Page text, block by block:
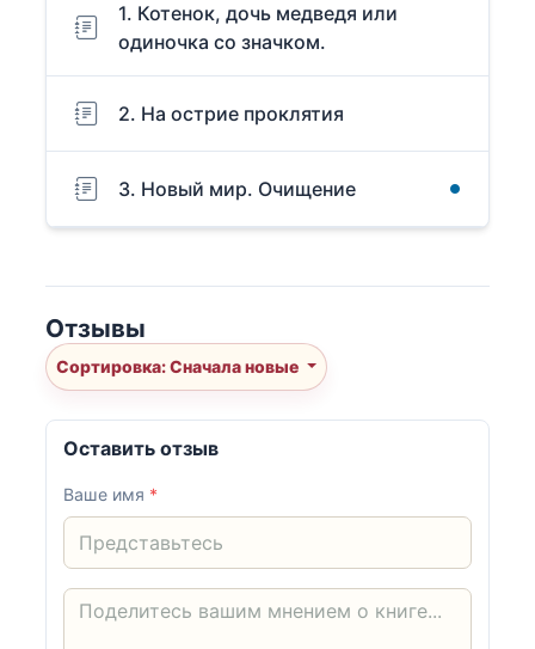
1. Котенок, дочь медведя или
одиночка со значком.
2. На острие проклятия
3. Новый мир. Очищение
Отзывы
Сортировка: Сначала новые
Оставить отзыв
Ваше имя *